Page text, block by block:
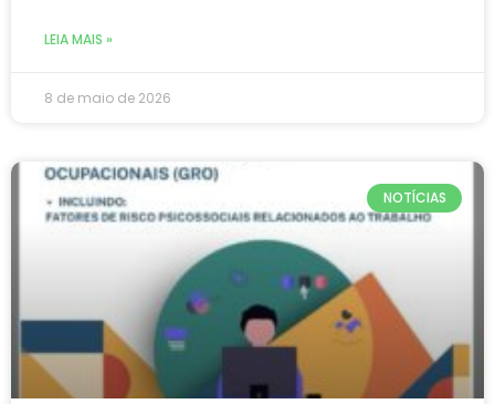
LEIA MAIS »
8 de maio de 2026
NOTÍCIAS